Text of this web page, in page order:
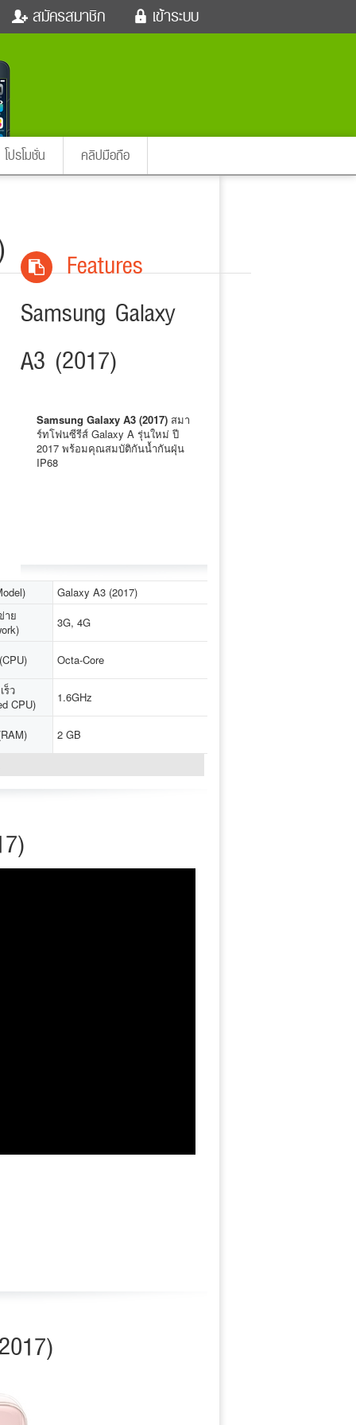
เข้าระบบ
สมัครสมาชิก
ตรวจหวย
instagram ดารา
อินสตาแกรม
Email
เข้าระบบด้วย Facebook
โปรโมชั่น คลิปมือถือ
Features
Samsung Galaxy
A3 (2017)
Samsung Galaxy A3 (2017) สมา
ร์ทโฟนซีรีส์ Galaxy A รุ่นใหม่ ปี
2017 พร้อมคุณสมบัติกันน้ำกันฝุ่น
IP68
Galaxy A3 (2017)
าย
3G, 4G
Octa-Core
ร็ว
CPU)
1.6GHz
2 GB